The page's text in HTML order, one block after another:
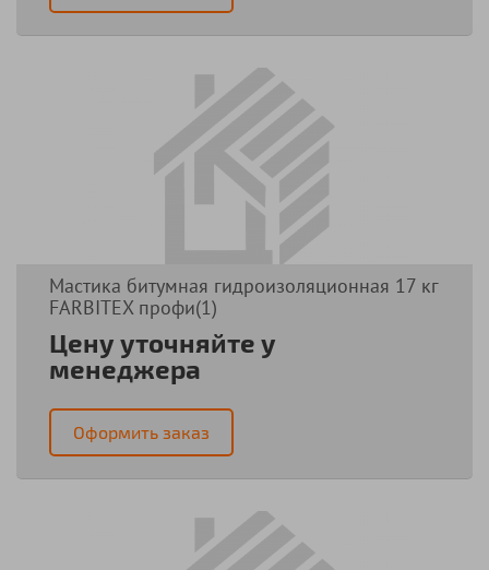
Мастика битумная гидроизоляционная 17 кг
FARBITEX профи(1)
Цену уточняйте у
менеджера
Оформить заказ